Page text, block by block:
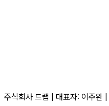
주식회사 드랩 대표자: 이주완